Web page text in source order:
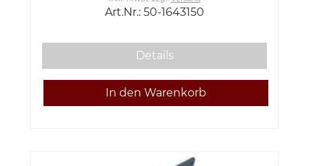
Art.Nr.: 50-1643150
Details